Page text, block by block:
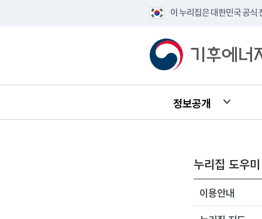
이 누리집은 대한민국 공식
정보공개
누리집 도우미
이용안내